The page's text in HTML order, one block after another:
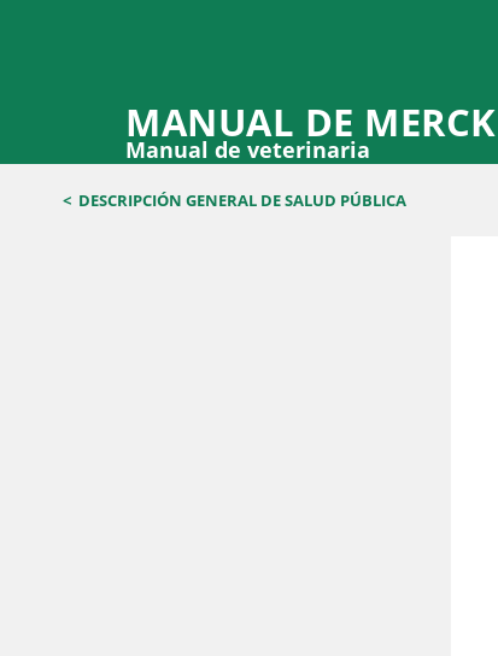
MANUAL DE MERCK
Manual de veterinaria
< DESCRIPCIÓN GENERAL DE SALUD PÚBLICA